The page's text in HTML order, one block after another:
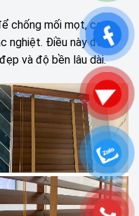
chống mối mọt, cong
nghiệt. Điều này đảm
và độ bền lâu dài.